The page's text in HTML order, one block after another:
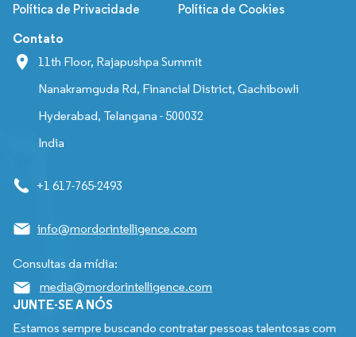
Política de Privacidade Política de Cookies
Contato
11th Floor, Rajapushpa Summit
Nanakramguda Rd, Financial District, Gachibowli
Hyderabad, Telangana - 500032
India
+1 617-765-2493
info@mordorintelligence.com
Consultas da mídia:
media@mordorintelligence.com
JUNTE-SE A NÓS
Estamos sempre buscando contratar pessoas talentosas com